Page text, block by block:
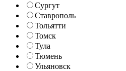
Сургут
Ставрополь
Тольятти
Томск
Тула
Тюмень
Ульяновск